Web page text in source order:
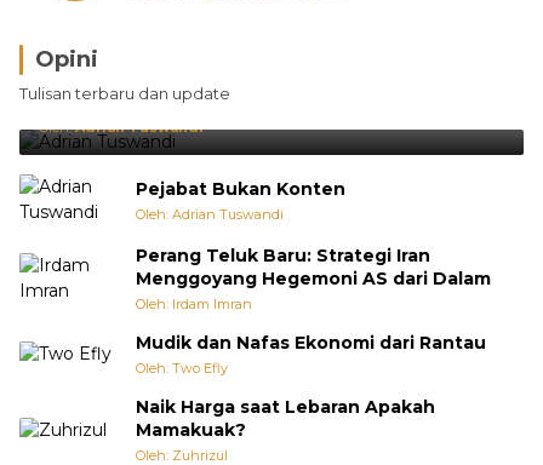
Opini
Tulisan terbaru dan update
Brasil Lebih Diunggulkan, tetapi Jepang Selalu
Punya Cara Membuat Kejutan
Oleh:Adrian Tuswandi
Pejabat Bukan Konten
Oleh: Adrian Tuswandi
Perang Teluk Baru: Strategi Iran
Menggoyang Hegemoni AS dari Dalam
Oleh: Irdam Imran
Mudik dan Nafas Ekonomi dari Rantau
Oleh: Two Efly
Naik Harga saat Lebaran Apakah
Mamakuak?
Oleh: Zuhrizul